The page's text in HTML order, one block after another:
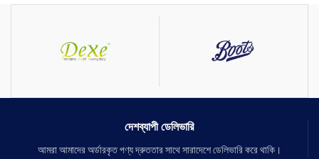
দেশব্যাপী ডেলিভারি
আমরা আমাদের অর্ডারকৃত পণ্য দ্রুততার সাথে সারাদেশে ডেলিভারি করে থাকি।